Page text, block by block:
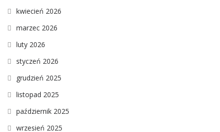
kwiecień 2026
marzec 2026
luty 2026
styczeń 2026
grudzień 2025
listopad 2025
październik 2025
wrzesień 2025